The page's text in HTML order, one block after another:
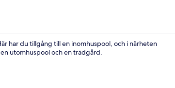
har du tillgång till en inomhuspool, och i närheten
utomhuspool och en trädgård.